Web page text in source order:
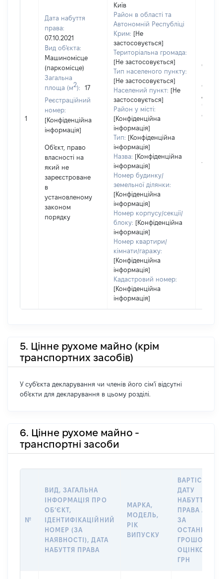
1
Дата набуття
права:
07.10.2021
Вид об'єкта:
Машиномісце
(паркомісце)
Загальна
площа (м2):
17
Реєстраційний
номер:
[Конфіденційна
інформація]
Об'єкт, право
власності на
який не
зареєстроване
в
установленому
законом
порядку
Київ
Район в області та
Автономній Республіці
Крим: [Не
застосовується]
Територіальна громада:
[Не застосовується]
Тип населеного пункту:
[Не застосовується]
Населений пункт: [Не
застосовується]
Район у місті:
[Конфіденційна
інформація]
Тип: [Конфіденційна
інформація]
Назва: [Конфіденційна
інформація]
Номер будинку/
земельної ділянки:
[Конфіденційна
інформація]
Номер корпусу/секції/
блоку: [Конфіденційна
інформація]
Номер квартири/
кімнати/гаражу:
[Конфіденційна
інформація]
Кадастровий номер:
[Конфіденційна
інформація]
Об'єкт
чи
сім'ї
5. Цінне рухоме майно (крім
транспортних засобів)
У суб'єкта декларування чи членів його сім'ї відсутні
об'єкти для декларування в цьому розділі.
6. Цінне рухоме майно -
транспортні засоби
№
ВИД, ЗАГАЛЬНА
ІНФОРМАЦІЯ ПРО
ОБʼЄКТ,
ІДЕНТИФІКАЦІЙНИЙ
НОМЕР (ЗА
НАЯВНОСТІ), ДАТА
НАБУТТЯ ПРАВА
МАРКА,
МОДЕЛЬ,
РІК
ВИПУСКУ
ВАРТІСТЬ НА
ДАТУ
НАБУТТЯ
ПРАВА АБО
ЗА
ГРОШОВОЮ
ОЦІНКОЮ,
ГРН